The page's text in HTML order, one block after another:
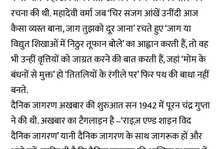
रचना की थी. महादेवी वर्मा जब ‘चिर सजग आंखें उनींदी आज
कैसा व्यस्त बाना, जाग तुझको दूर जाना’ रचते हुए ‘जाग या
विद्युत शिखाओं में निठुर तूफान बोले’ का आह्वान करती हैं, तो वह
भी उन्हीं वृत्तियों को जाग्रत करने की बात करती हैं, जहां ‘मोम के
बंधनों से मुक्त’ हो ‘तितलियों के रंगीले पर’ फिर पथ की बाधा नहीं
बनते.
दैनिक जागरण अखबार की शुरुआत सन 1942 में पूरन चंद्र गुप्ता
ने की थी. अखबार का टैगलाइन है –‘राइज़ एण्ड शाइन विद
दैनिक जागरण’ यानी दैनिक जागरण के साथ जागरूक हों और